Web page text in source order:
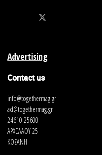
Advertising
Contact us
info@togethermag.gr
ad@togethermag.gr
24610 25600
ΑΡΧΕΛΑΟΥ 25
ΚΟΖΑΝΗ